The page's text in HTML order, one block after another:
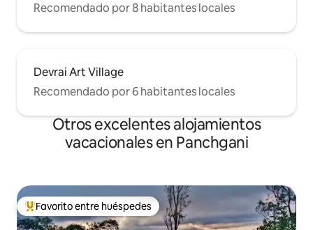
Recomendado por 8 habitantes locales
Devrai Art Village
Recomendado por 6 habitantes locales
Otros excelentes alojamientos
vacacionales en Panchgani
De los mejores en Favorito entre huéspedes
Favorito entre huéspedes